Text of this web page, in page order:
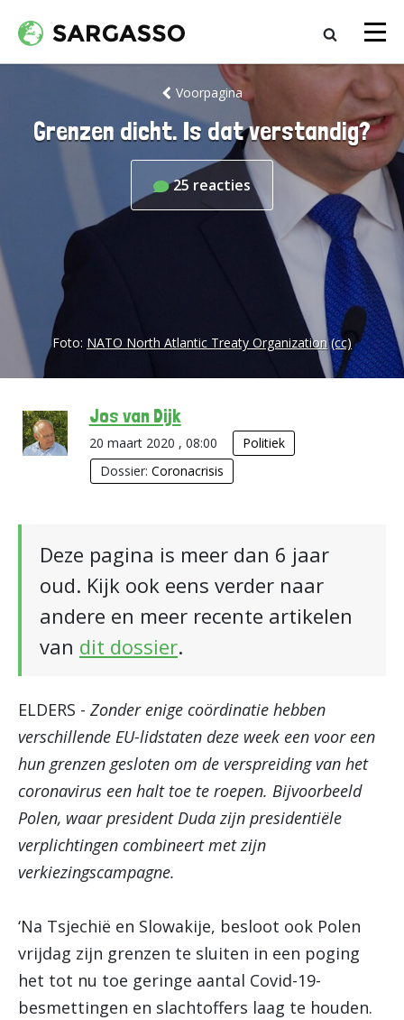
Voorpagina
Grenzen dicht. Is dat verstandig?
25 reacties
Foto: NATO North Atlantic Treaty Organization (cc)
Jos van Dijk
20 maart 2020 , 08:00
Politiek
Dossier: Coronacrisis
Deze pagina is meer dan 6 jaar
oud. Kijk ook eens verder naar
andere en meer recente artikelen
van dit dossier.
ELDERS - Zonder enige coördinatie hebben
verschillende EU-lidstaten deze week een voor een
hun grenzen gesloten om de verspreiding van het
coronavirus een halt toe te roepen. Bijvoorbeeld
Polen, waar president Duda zijn presidentiële
verplichtingen combineert met zijn
verkiezingscampagne.
‘Na Tsjechië en Slowakije, besloot ook Polen
vrijdag zijn grenzen te sluiten in een poging
het tot nu toe geringe aantal Covid-19-
besmettingen en slachtoffers laag te houden.